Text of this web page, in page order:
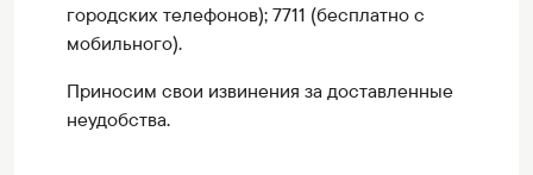
городских телефонов); 7711 (бесплатно с
мобильного).
Приносим свои извинения за доставленные
неудобства.